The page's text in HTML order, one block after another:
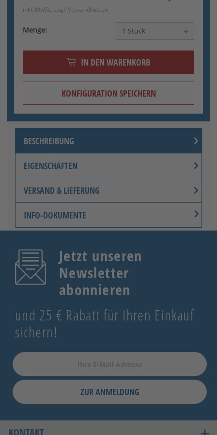
Sepiabraun matt RAL 8014
Bitte Konfiguration vollständig ausführen
inkl. MwSt., zzgl. Versandkosten
Menge:
IN DEN WARENKORB
KONFIGURATION SPEICHERN
BESCHREIBUNG
EIGENSCHAFTEN
VERSAND & LIEFERUNG
INFO-DOKUMENTE
Jetzt unseren
Newsletter
abonnieren
und 25 € Rabatt für Ihren Einkauf
sichern!
ZUR ANMELDUNG